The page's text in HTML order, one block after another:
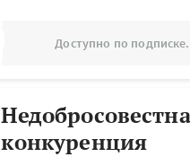
Доступно по подписке.
конкуренция